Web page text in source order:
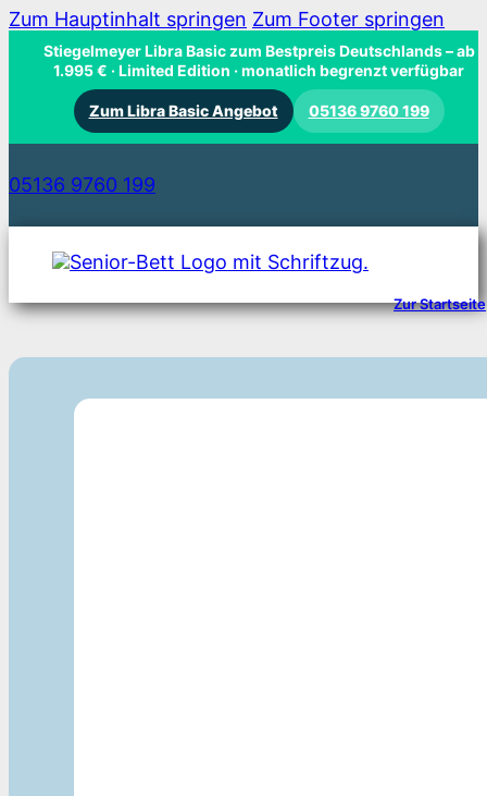
Zum Hauptinhalt springen Zum Footer springen
Stiegelmeyer Libra Basic zum Bestpreis Deutschlands– ab
1.995 € · Limited Edition · monatlich begrenzt verfügbar
Zum Libra Basic Angebot 05136 9760 199
05136 9760 199
Zur Startseite